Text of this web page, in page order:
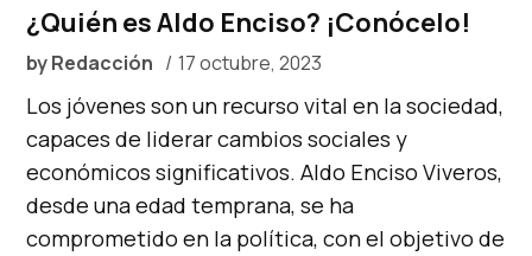
¿Quién es Aldo Enciso? ¡Conócelo!
byRedacción 17 octubre, 2023
Los jóvenes son un recurso vital en la sociedad,
capaces de liderar cambios sociales y
económicos significativos. Aldo Enciso Viveros,
desde una edad temprana, se ha
comprometido en la política, con el objetivo de